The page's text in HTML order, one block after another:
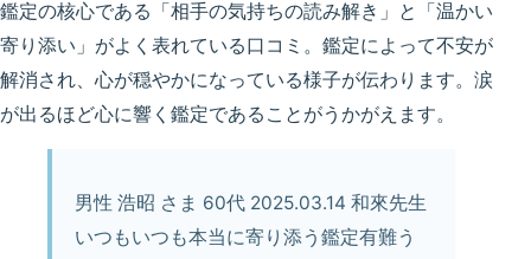
鑑定の核心である「相手の気持ちの読み解き」と「温かい
寄り添い」がよく表れている口コミ。鑑定によって不安が
解消され、心が穏やかになっている様子が伝わります。涙
が出るほど心に響く鑑定であることがうかがえます。
男性 浩昭 さま 60代 2025.03.14 和來先生
いつもいつも本当に寄り添う鑑定有難う